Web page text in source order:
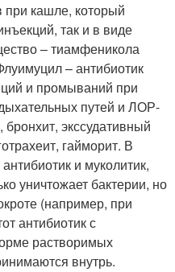
при кашле, который
так и в виде
– тиамфеникола
– антибиотик
и промываний при
путей и ЛОР-
экссудативный
гайморит. В
и муколитик,
уничтожает бактерии, но
(например, при
антибиотик с
растворимых
внутрь.